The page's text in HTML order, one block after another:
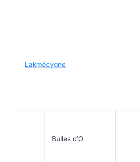
Lakmécygne
Bulles d’O